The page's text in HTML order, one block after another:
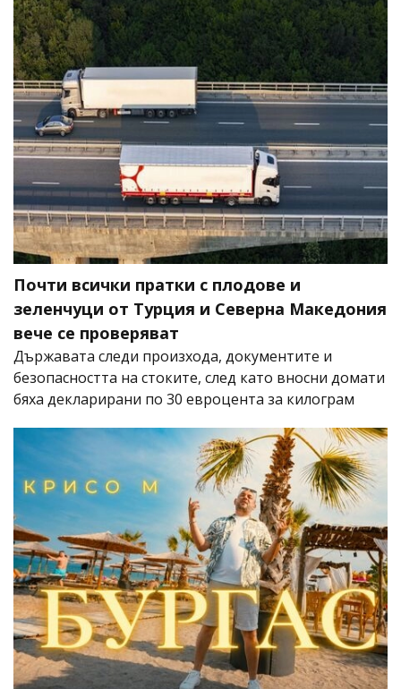
Почти всички пратки с плодове и
зеленчуци от Турция и Северна Македония
вече се проверяват
Държавата следи произхода, документите и
безопасността на стоките, след като вносни домати
бяха декларирани по 30 евроцента за килограм